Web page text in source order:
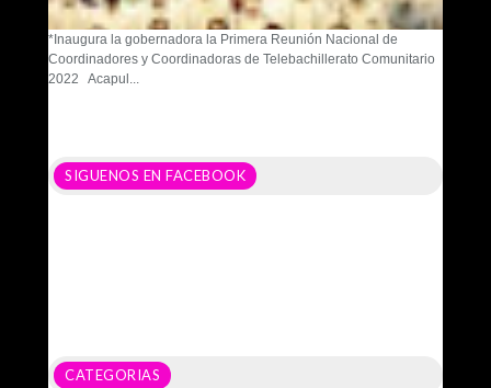
*Inaugura la gobernadora la Primera Reunión Nacional de
Coordinadores y Coordinadoras de Telebachillerato Comunitario
2022 Acapul...
SIGUENOS EN FACEBOOK
CATEGORIAS